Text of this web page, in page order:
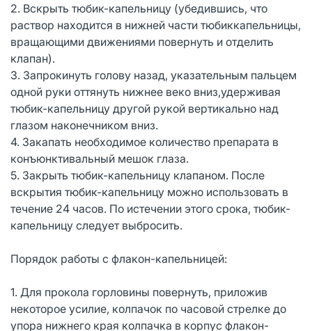
2. Вскрыть тюбик-капельницу (убедившись, что
раствор находится в нижней части тюбиккапельницы,
вращающими движениями повернуть и отделить
клапан).
3. Запрокинуть голову назад, указательным пальцем
одной руки оттянуть нижнее веко вниз,удерживая
тюбик-капельницу другой рукой вертикально над
глазом наконечником вниз.
4. Закапать необходимое количество препарата в
конъюнктивальный мешок глаза.
5. Закрыть тюбик-капельницу клапаном. После
вскрытия тюбик-капельницу можно использовать в
течение 24 часов. По истечении этого срока, тюбик-
капельницу следует выбросить.
Порядок работы с флакон-капельницей:
1. Для прокола горловины повернуть, приложив
некоторое усилие, колпачок по часовой стрелке до
упора нижнего края колпачка в корпус флакон-